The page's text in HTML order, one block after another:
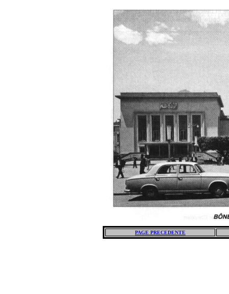
PAGE PRECEDENTE